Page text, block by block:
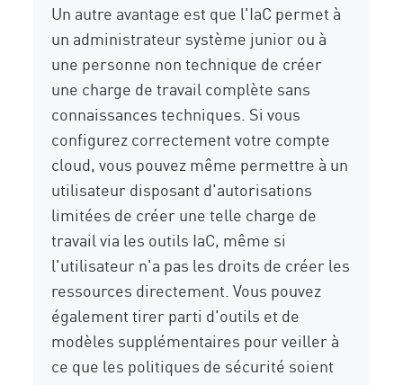
Un autre avantage est que l'IaC permet à
un administrateur système junior ou à
une personne non technique de créer
une charge de travail complète sans
connaissances techniques. Si vous
configurez correctement votre compte
cloud, vous pouvez même permettre à un
utilisateur disposant d'autorisations
limitées de créer une telle charge de
travail via les outils IaC, même si
l'utilisateur n'a pas les droits de créer les
ressources directement. Vous pouvez
également tirer parti d'outils et de
modèles supplémentaires pour veiller à
ce que les politiques de sécurité soient